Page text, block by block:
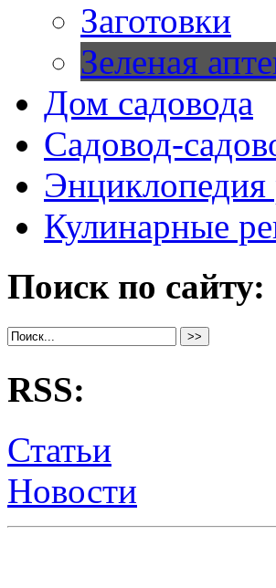
Заготовки
Зеленая
Дом садовода
Садовод-
Энциклопедия
Кулинарные
Поиск по сайту:
RSS:
Статьи
Новости